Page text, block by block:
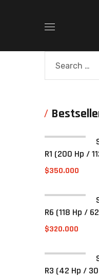
R1 (200 Hp /
$350.000
R6 (118 Hp /
$320.000
R3 (42 Hp /